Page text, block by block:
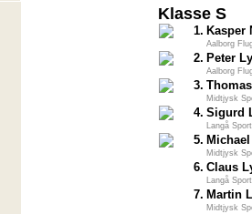
Klasse S
1. Kasper
Aalborg
2. Peter
Aalborg
3.
Midtjysk
4. Sigurd
Langå
5.
Midtjysk
6. Claus
Langå
7. Martin
Midtjysk